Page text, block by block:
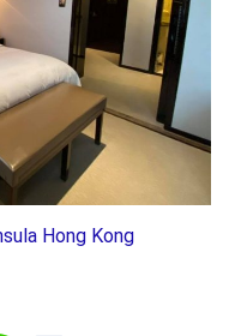
Hong Kong